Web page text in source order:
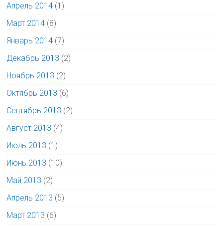
Апрель 2014 (1)
Март 2014 (8)
Январь 2014 (7)
Декабрь 2013 (2)
Ноябрь 2013 (2)
Октябрь 2013 (6)
Сентябрь 2013 (2)
Август 2013 (4)
Июль 2013 (1)
Июнь 2013 (10)
Май 2013 (2)
Апрель 2013 (5)
Март 2013 (6)